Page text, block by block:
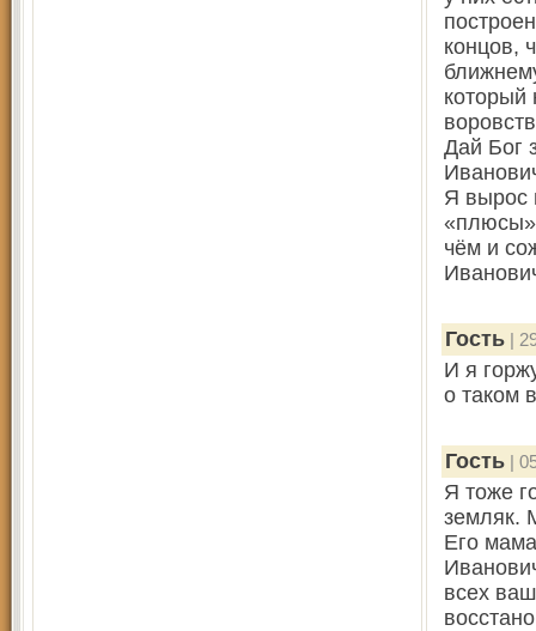
концов,
который
Дай Бог
Я вырос
«плюсы»
чём и
Гость |
И я
о таком
Гость |
Я тоже
земляк.
Его
всех